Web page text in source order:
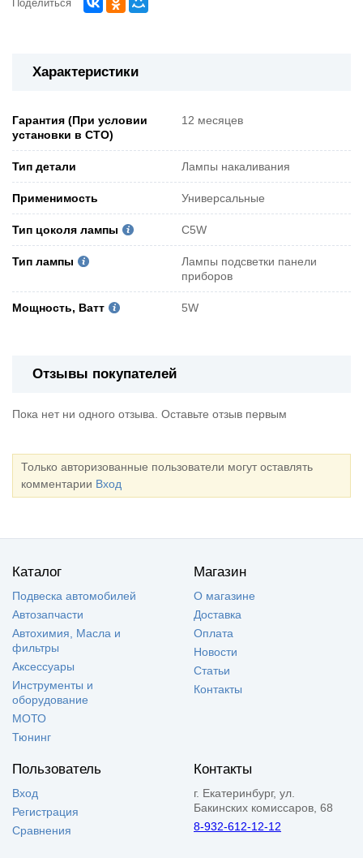
Поделиться
Характеристики
Гарантия (При условии
установки в СТО)
12 месяцев
Тип детали Лампы накаливания
Применимость Универсальные
Тип цоколя лампы C5W
Тип лампы
Лампы подсветки панели
приборов
Мощность, Ватт 5W
Отзывы покупателей
Пока нет ни одного отзыва. Оставьте отзыв первым
Только авторизованные пользователи могут оставлять
комментарии Вход
Каталог
Подвеска автомобилей
Автозапчасти
Автохимия, Масла и
фильтры
Аксессуары
Инструменты и
оборудование
МОТО
Тюнинг
Магазин
О магазине
Доставка
Оплата
Новости
Статьи
Контакты
Пользователь
Вход
Регистрация
Сравнения
Контакты
г. Екатеринбург, ул.
Бакинских комиссаров, 68
8-932-612-12-12